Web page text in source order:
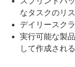
なタスクのリ
デイリースク
実行可能な製
して作成され